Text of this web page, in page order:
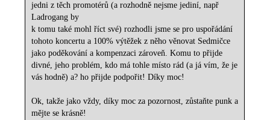
jedni z těch promotérů (a rozhodně nejsme jediní, např
Ladrogang by
k tomu také mohl říct své) rozhodli jsme se pro uspořádání
tohoto koncertu a 100% výtěžek z něho věnovat Sedmičce
jako poděkování a kompenzaci zároveň. Komu to přijde
divné, jeho problém, kdo má tohle místo rád (a já vím, že je
vás hodně) a? ho přijde podpořit! Díky moc!
Ok, takže jako vždy, díky moc za pozornost, zůstaňte punk a
mějte se krásně!